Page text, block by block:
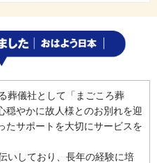
葬儀社として「まごころ葬
穏やかに故人様とのお別れを迎
たサポートを大切にサービスを
いしており、長年の経験に培